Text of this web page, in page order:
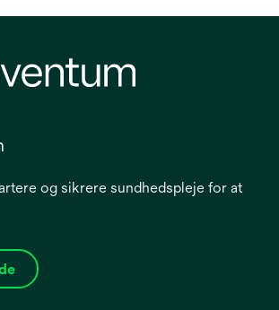
og sikrere sundhedspleje for at